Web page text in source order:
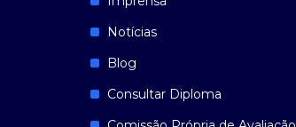
Notícias
Blog
Consultar Diploma